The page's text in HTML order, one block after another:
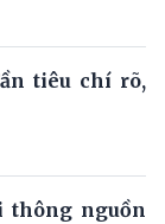
tiêu chí rõ,
thông nguồn